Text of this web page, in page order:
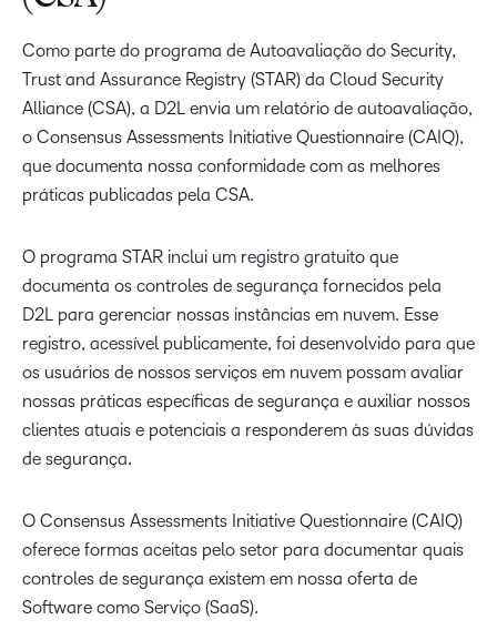
Como parte do programa de Autoavaliação do Security,
Trust and Assurance Registry (STAR) da Cloud Security
Alliance (CSA), a D2L envia um relatório de autoavaliação,
o Consensus Assessments Initiative Questionnaire (CAIQ),
que documenta nossa conformidade com as melhores
práticas publicadas pela CSA.
O programa STAR inclui um registro gratuito que
documenta os controles de segurança fornecidos pela
D2L para gerenciar nossas instâncias em nuvem. Esse
registro, acessível publicamente, foi desenvolvido para que
os usuários de nossos serviços em nuvem possam avaliar
nossas práticas específicas de segurança e auxiliar nossos
clientes atuais e potenciais a responderem às suas dúvidas
de segurança.
O Consensus Assessments Initiative Questionnaire (CAIQ)
oferece formas aceitas pelo setor para documentar quais
controles de segurança existem em nossa oferta de
Software como Serviço (SaaS).